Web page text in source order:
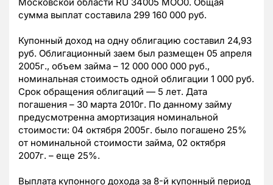
Московской области RU 34005 MOO0. Общая
сумма выплат составила 299 160 000 руб.
Купонный доход на одну облигацию составил 24,93
руб. Облигационный заем был размещен 05 апреля
2005г., объем займа – 12 000 000 000 руб.,
номинальная стоимость одной облигации 1 000 руб.
Срок обращения облигаций — 5 лет. Дата
погашения – 30 марта 2010г. По данному займу
предусмотренна амортизация номинальной
стоимости: 04 октября 2005г. было погашено 25%
от номинальной стоимости займа, 02 октября
2007г. – еще 25%.
Выплата купонного дохода за 8-й купонный период